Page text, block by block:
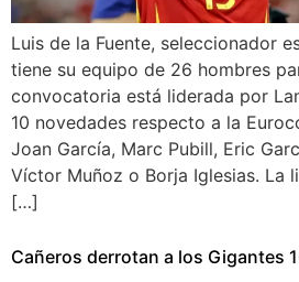
Luis de la Fuente, seleccionador
tiene su equipo de 26 hombres
convocatoria está liderada por
10 novedades respecto a la
Joan García, Marc Pubill, Eric
Víctor Muñoz o Borja Iglesias. La
[…]
Cañeros derrotan a los Gigantes